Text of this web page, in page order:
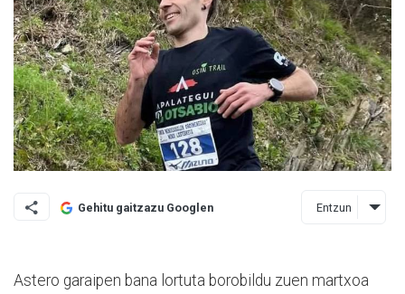
Gehitu gaitzazu Googlen Entzun
Astero garaipen bana lortuta borobildu zuen martxoa